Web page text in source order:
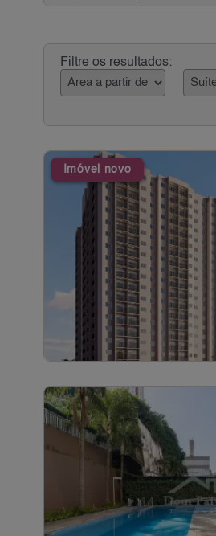
Filtre os resultados:
Imóvel novo